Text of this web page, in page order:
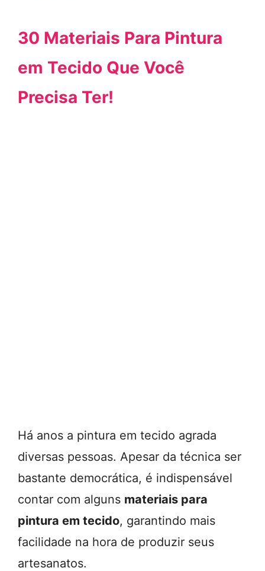
30 Materiais Para Pintura
em Tecido Que Você
Precisa Ter!
Há anos a pintura em tecido agrada
diversas pessoas. Apesar da técnica ser
bastante democrática, é indispensável
contar com alguns materiais para
pintura em tecido, garantindo mais
facilidade na hora de produzir seus
artesanatos.